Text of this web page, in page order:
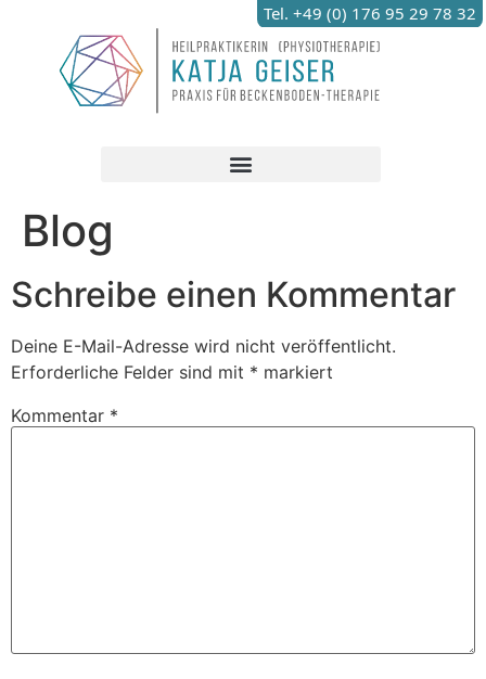
Tel. +49 (0) 176 95 29 78 32
Blog
Schreibe einen Kommentar
Deine E-Mail-Adresse wird nicht veröffentlicht.
Erforderliche Felder sind mit * markiert
Kommentar *